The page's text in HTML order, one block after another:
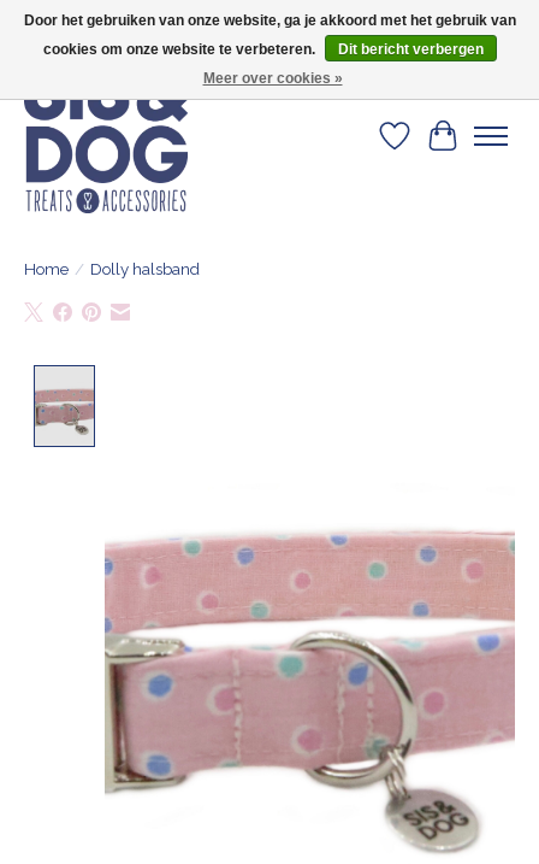
Verlanglijst
Home / Dolly halsband
Door het gebruiken van onze website, ga je akkoord met het gebruik van
cookies om onze website te verbeteren.
Dit bericht verbergen
Meer over cookies »
Geef je hond het kleedje waar 500+ baasjes fan van zijn!